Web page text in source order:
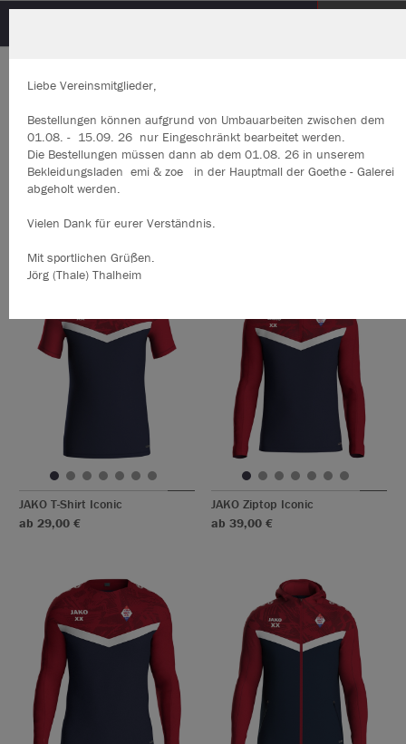
Thüringen Jena
Nachhaltig Farbe
JAKO T-Shirt Iconic
ab 29,00 €
JAKO Ziptop Iconic
ab 39,00 €
Liebe Vereinsmitglieder,
Bestellungen können aufgrund von Umbauarbeiten zwischen
01.08. - 15.09. 26 nur Eingeschränkt bearbeitet werden.
Die Bestellungen müssen dann ab dem 01.08. 26 in unserem
Bekleidungsladen emi & zoe in der Hauptmall der Goethe - Galerei
abgeholt werden.
Vielen Dank für eurer Verständnis.
Mit sportlichen Grüßen.
Jörg (Thale) Thalheim